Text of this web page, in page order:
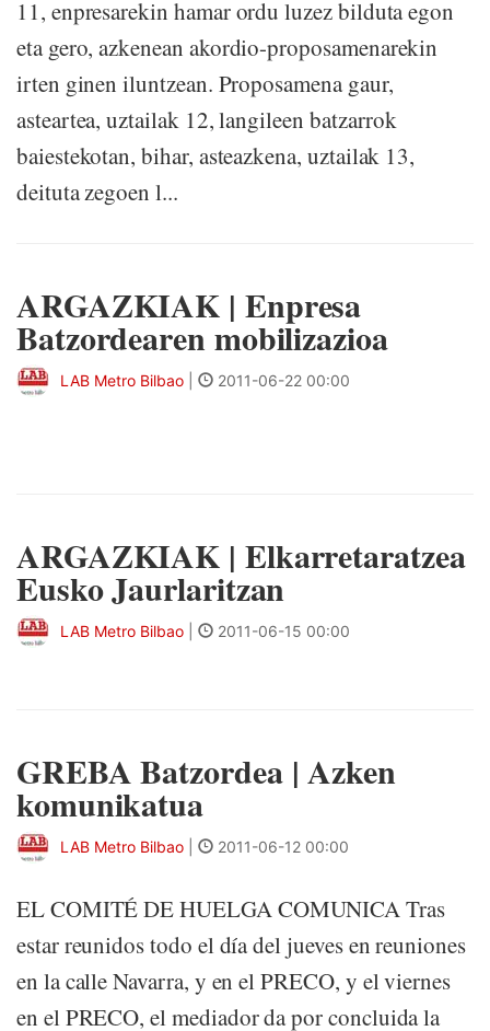
11, enpresarekin hamar ordu luzez bilduta egon
eta gero, azkenean akordio-proposamenarekin
irten ginen iluntzean. Proposamena gaur,
asteartea, uztailak 12, langileen batzarrok
baiestekotan, bihar, asteazkena, uztailak 13,
deituta zegoen l...
ARGAZKIAK | Enpresa
Batzordearen mobilizazioa
LAB Metro Bilbao 2011-06-22 00:00
ARGAZKIAK | Elkarretaratzea
Eusko Jaurlaritzan
LAB Metro Bilbao 2011-06-15 00:00
GREBA Batzordea | Azken
komunikatua
LAB Metro Bilbao 2011-06-12 00:00
EL COMITÉ DE HUELGA COMUNICA Tras
estar reunidos todo el día del jueves en reuniones
en la calle Navarra, y en el PRECO, y el viernes
en el PRECO, el mediador da por concluida la